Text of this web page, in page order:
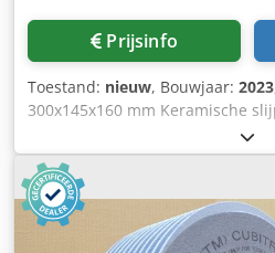
Prijsinfo
Toestand: nieuw, Bouwjaar: 2023
300x145x160 mm Keramische
tandflankslijpen - 145 mm breed
machinetype Reishauer T1SP
van 3M -zonder profilering
spoed gg, drukhoek EW
Voordelen: - Het risico op